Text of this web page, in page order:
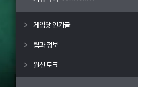
게임닷 인기글
팁과 정보
원신 토크